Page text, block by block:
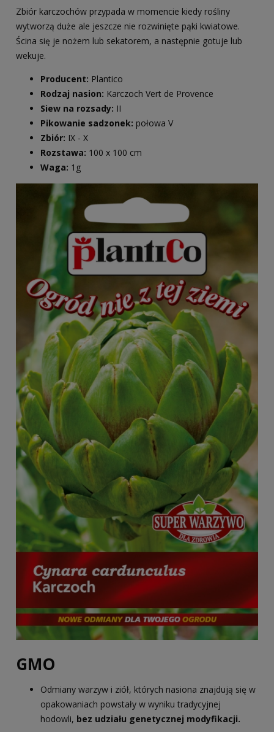
Zbiór karczochów przypada w momencie kiedy rośliny
wytworzą duże ale jeszcze nie rozwinięte pąki kwiatowe.
Ścina się je nożem lub sekatorem, a następnie gotuje lub
wekuje.
Producent: Plantico
Rodzaj nasion: Karczoch Vert de Provence
Siew na rozsady: II
Pikowanie sadzonek: połowa V
Zbiór: IX - X
Rozstawa: 100 x 100 cm
Waga: 1g
GMO
Odmiany warzyw i ziół, których nasiona znajdują się w
opakowaniach powstały w wyniku tradycyjnej
hodowli, bez udziału genetycznej modyfikacji.